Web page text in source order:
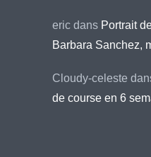
eric dans Portrait
Barbara Sanchez,
Cloudy-celeste
de course en 6